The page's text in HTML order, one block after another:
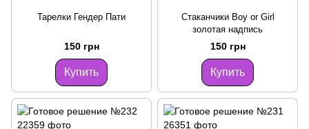
Тарелки Гендер Пати
150 грн
Купить
Стаканчики Boy or Girl
золотая надпись
150 грн
Купить